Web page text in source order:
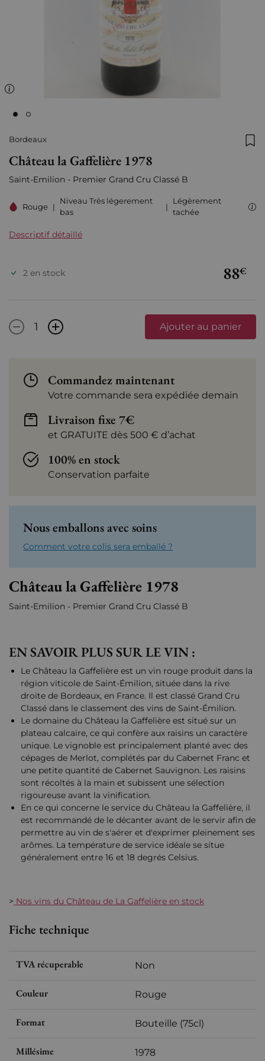
Bordeaux
Château la Gaffelière 1978
Saint-Emilion - Premier Grand Cru Classé B
Rouge |
Niveau Très légerement
bas
|
Légèrement
tachée
Descriptif détaillé
88€
2 en stock
- + Ajouter au panier
Commandez maintenant
Votre commande sera expédiée demain
Livraison fixe 7€
et GRATUITE dès 500 € d’achat
100% en stock
Conservation parfaite
Nous emballons avec soins
Comment votre colis sera emballé ?
Château la Gaffelière 1978
Saint-Emilion - Premier Grand Cru Classé B
EN SAVOIR PLUS SUR LE VIN :
Le Château la Gaffelière est un vin rouge produit dans la
région viticole de Saint-Émilion, située dans la rive
droite de Bordeaux, en France. Il est classé Grand Cru
Classé dans le classement des vins de Saint-Émilion.
Le domaine du Château la Gaffelière est situé sur un
plateau calcaire, ce qui confère aux raisins un caractère
unique. Le vignoble est principalement planté avec des
cépages de Merlot, complétés par du Cabernet Franc et
une petite quantité de Cabernet Sauvignon. Les raisins
sont récoltés à la main et subissent une sélection
rigoureuse avant la vinification.
En ce qui concerne le service du Château la Gaffelière, il
est recommandé de le décanter avant de le servir afin de
permettre au vin de s'aérer et d'exprimer pleinement ses
arômes. La température de service idéale se situe
généralement entre 16 et 18 degrés Celsius.
> Nos vins du Château de La Gaffelière en stock
Fiche technique
TVA récuperable Non
Couleur Rouge
Format Bouteille (75cl)
Millésime 1978